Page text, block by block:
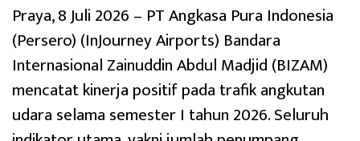
Praya, 8 Juli 2026 – PT Angkasa Pura Indonesia
(Persero) (InJourney Airports) Bandara
Internasional Zainuddin Abdul Madjid (BIZAM)
mencatat kinerja positif pada trafik angkutan
udara selama semester I tahun 2026. Seluruh